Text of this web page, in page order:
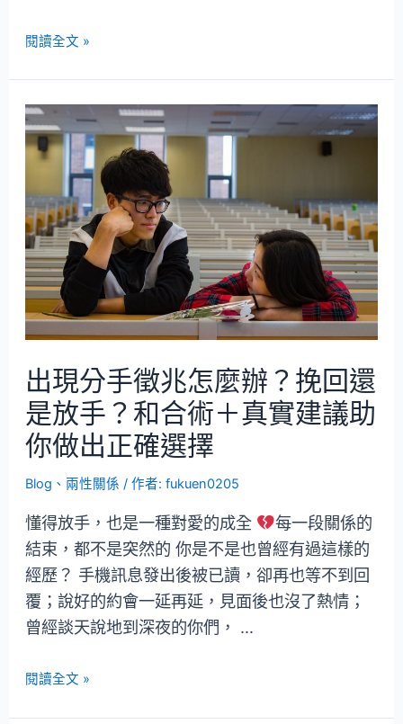
閱讀全文 »
出現分手徵兆怎麼辦？挽回還
是放手？和合術＋真實建議助
你做出正確選擇
Blog 、 兩性關係 / 作者:fukuen0205
懂得放手，也是一種對愛的成全
每一段關係的
結束，都不是突然的 你是不是也曾經有過這樣的
經歷？ 手機訊息發出後被已讀，卻再也等不到回
覆；說好的約會一延再延，見面後也沒了熱情；
曾經談天說地到深夜的你們， …
閱讀全文 »